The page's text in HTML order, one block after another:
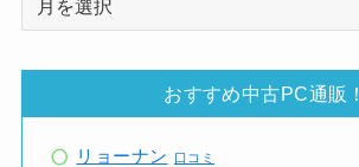
ブ
おすすめ中古PC通販！
リョーナン 口コミ